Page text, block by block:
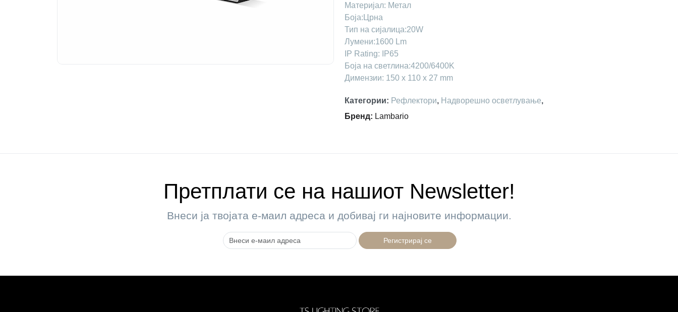
Maтеријал: Метал
Боја:Црна
Тип на сијалица:20W
Лумени:1600 Lm
IP Rating: IP65
Боја на светлина:4200/6400K
Димензии: 150 х 110 х 27 mm
Категории: Рефлектори, Надворешно осветлување,
Бренд: Lambario
Претплати се на нашиот Newsletter!
Внеси ја твојата е-маил адреса и добивај ги најновите информации.
Регистрирај се